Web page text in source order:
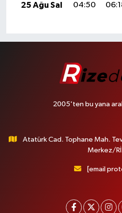
25 Ağu Sal
04:50
2005'ten bu yana
Atatürk Cad. Tophane Mah.
Merkez/
[email